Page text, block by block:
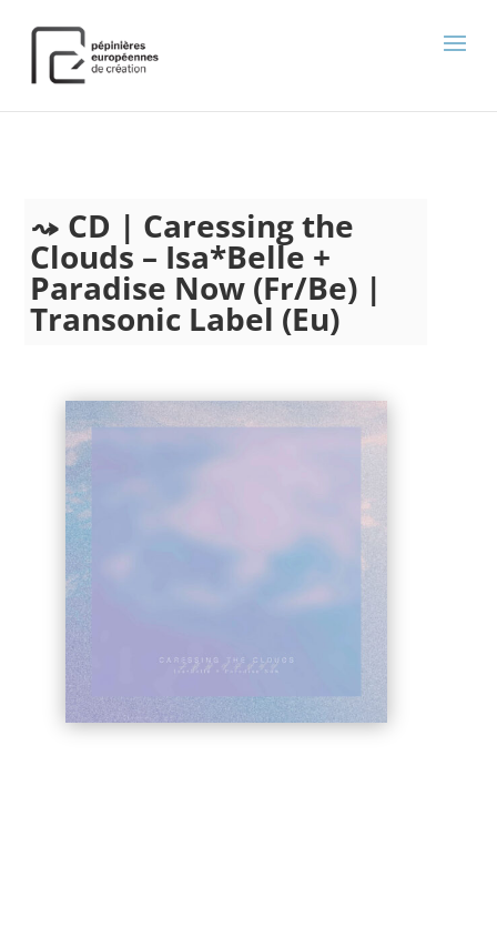
CD | Caressing the
Clouds – Isa*Belle +
Paradise Now (Fr/Be) |
Transonic Label (Eu)